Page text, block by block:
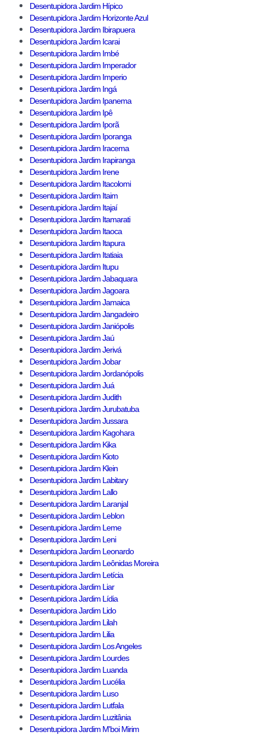
Desentupidora Jardim Hípico
Desentupidora Jardim Horizonte Azul
Desentupidora Jardim Ibirapuera
Desentupidora Jardim Icarai
Desentupidora Jardim Imbé
Desentupidora Jardim Imperador
Desentupidora Jardim Imperio
Desentupidora Jardim Ingá
Desentupidora Jardim Ipanema
Desentupidora Jardim Ipê
Desentupidora Jardim Iporã
Desentupidora Jardim Iporanga
Desentupidora Jardim Iracema
Desentupidora Jardim Irapiranga
Desentupidora Jardim Irene
Desentupidora Jardim Itacolomi
Desentupidora Jardim Itaim
Desentupidora Jardim Itajaí
Desentupidora Jardim Itamarati
Desentupidora Jardim Itaoca
Desentupidora Jardim Itapura
Desentupidora Jardim Itatiaia
Desentupidora Jardim Itupu
Desentupidora Jardim Jabaquara
Desentupidora Jardim Jagoara
Desentupidora Jardim Jamaica
Desentupidora Jardim Jangadeiro
Desentupidora Jardim Janiópolis
Desentupidora Jardim Jaú
Desentupidora Jardim Jerivá
Desentupidora Jardim Jobar
Desentupidora Jardim Jordanópolis
Desentupidora Jardim Juá
Desentupidora Jardim Judith
Desentupidora Jardim Jurubatuba
Desentupidora Jardim Jussara
Desentupidora Jardim Kagohara
Desentupidora Jardim Kika
Desentupidora Jardim Kioto
Desentupidora Jardim Klein
Desentupidora Jardim Labitary
Desentupidora Jardim Lallo
Desentupidora Jardim Laranjal
Desentupidora Jardim Leblon
Desentupidora Jardim Leme
Desentupidora Jardim Leni
Desentupidora Jardim Leonardo
Desentupidora Jardim Leônidas Moreira
Desentupidora Jardim Letícia
Desentupidora Jardim Liar
Desentupidora Jardim Lídia
Desentupidora Jardim Lido
Desentupidora Jardim Lilah
Desentupidora Jardim Lilia
Desentupidora Jardim Los Angeles
Desentupidora Jardim Lourdes
Desentupidora Jardim Luanda
Desentupidora Jardim Lucélia
Desentupidora Jardim Luso
Desentupidora Jardim Lutfala
Desentupidora Jardim Luzitânia
Desentupidora Jardim M'boi Mirim